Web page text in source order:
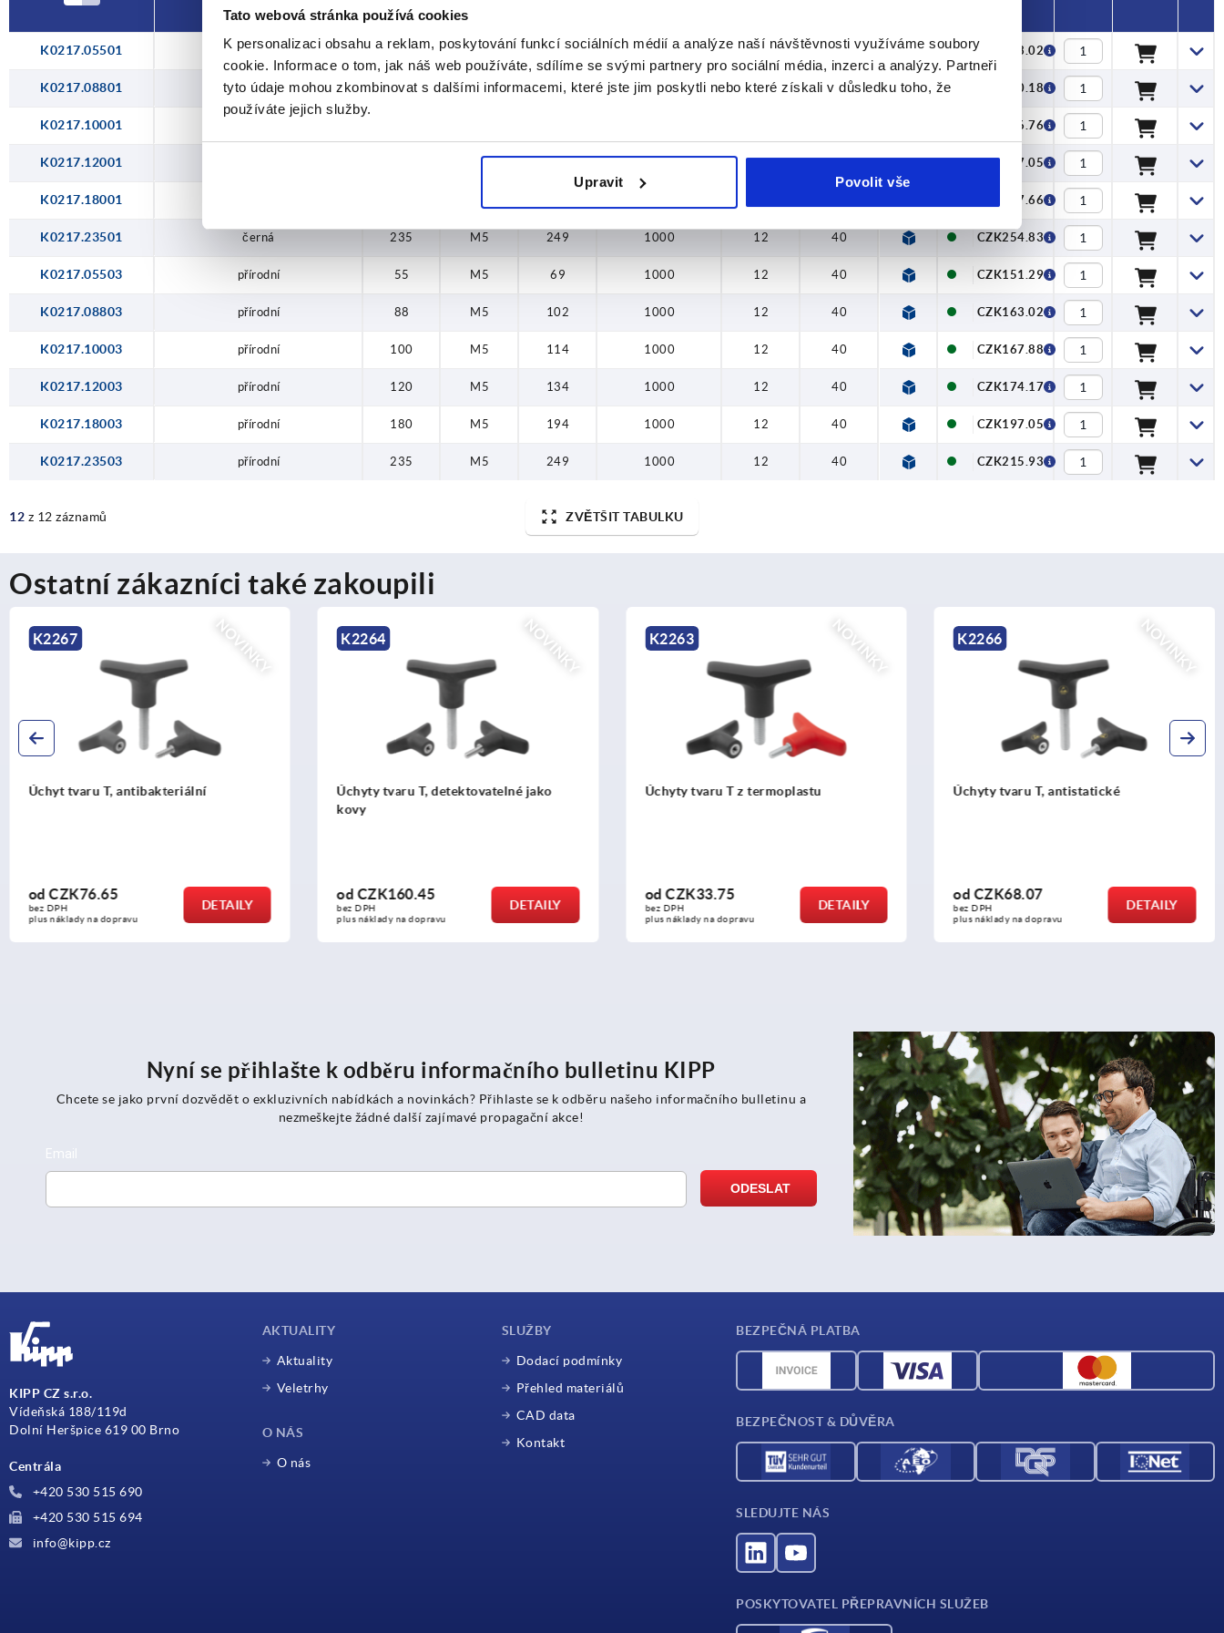
Tato webová stránka používá cookies
K personalizaci obsahu a reklam, poskytování funkcí sociálních médií a analýze naší návštěvnosti využíváme soubory
cookie. Informace o tom, jak náš web používáte, sdílíme se svými partnery pro sociální média, inzerci a analýzy. Partneři
tyto údaje mohou zkombinovat s dalšími informacemi, které jste jim poskytli nebo které získali v důsledku toho, že
používáte jejich služby.
Upravit Povolit vše
K0217.05501 černá 55 M5 69 1000 12 40 CZK163.02
K0217.08801 černá 88 M5 102 1000 12 40 CZK180.18
K0217.10001 CZK186.76
K0217.12001 M5 CZK197.05
K0217.18001 CZK227.66
K0217.23501 černá 235 M5 249 1000 12 40 CZK254.83
K0217.05503 přírodní 55 M5 69 1000 12 40 CZK151.29
K0217.08803 přírodní 88 M5 102 1000 12 40 CZK163.02
K0217.10003 přírodní 100 M5 114 1000 12 40 CZK167.88
K0217.12003 přírodní 120 M5 134 1000 12 40 CZK174.17
K0217.18003 přírodní 180 M5 194 1000 12 40 CZK197.05
K0217.23503 přírodní 235 M5 249 1000 12 40 CZK215.93
12 z 12 záznamů ZVĚTŠIT TABULKU
Ostatní zákazníci také zakoupili
NOVINKY
K2264
Úchyty tvaru T, detektovatelné jako
odCZK160.45
bez DPH
plus náklady na dopravu
DETAILY
NOVINKY
K2263
Úchyty tvaru T z termoplastu
od CZK33.75
bez DPH
plus náklady na dopravu
DETAILY
NOVINKY
K2266
Úchyty tvaru T, antistatické
odCZK68.07
bez DPH
plus náklady na dopravu
DETAILY
NOVINKY
K2575
Tyčové závěsy z oceli, vnitřní, s labutím
od CZK1,747.46
bez DPH
plus náklady na dopravu
DETAILY
Nyní se přihlašte k odběru informačního bulletinu KIPP
Chcete se jako první dozvědět o exkluzivních nabídkách a novinkách? Přihlaste se k odběru našeho informačního bulletinu a
nezmeškejte žádné další zajímavé propagační akce!
KIPP CZ s.r.o.
Vídeňská 188/119d
Dolní Heršpice 619 00 Brno
Centrála
+420 530 515 690
+420 530 515 694
info@kipp.cz
AKTUALITY
Aktuality
Veletrhy
O NÁS
O nás
SLUŽBY
Dodací podmínky
Přehled materiálů
CAD data
Kontakt
BEZPEČNÁ PLATBA
BEZPEČNOST & DŮVĚRA
SLEDUJTE NÁS
POSKYTOVATEL PŘEPRAVNÍCH SLUŽEB